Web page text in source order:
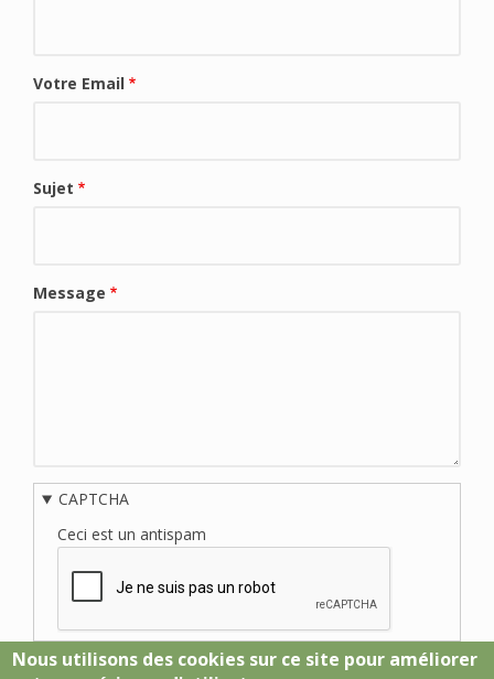
Votre Email
Sujet
Message
CAPTCHA
Ceci est un antispam
Nous utilisons des cookies sur ce site pour améliorer